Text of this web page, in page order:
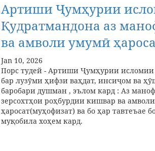
Артиши Ҷумҳурии
Қудратмандона аз
ва амволи умумӣ
Jan 10, 2026
Порс тудей - Артиши Ҷумҳурии исломии
бар лузӯми ҳифзи ваҳдат, инсиҷом ва
баробари душман , эълом кард : Аз
зерсохтҳои роҳбурдии кишвар ва
ҳаросат(муҳофизат) ва бо ҳар тавтеъае
муқобила хоҳем кард.